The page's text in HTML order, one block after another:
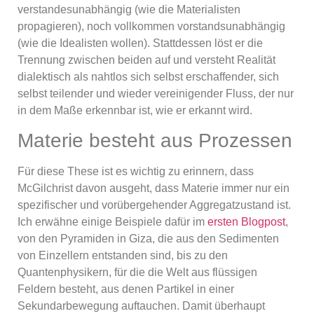
verstandesunabhängig (wie die Materialisten
propagieren), noch vollkommen vorstandsunabhängig
(wie die Idealisten wollen). Stattdessen löst er die
Trennung zwischen beiden auf und versteht Realität
dialektisch als nahtlos sich selbst erschaffender, sich
selbst teilender und wieder vereinigender Fluss, der nur
in dem Maße erkennbar ist, wie er erkannt wird.
Materie besteht aus Prozessen
Für diese These ist es wichtig zu erinnern, dass
McGilchrist davon ausgeht, dass Materie immer nur ein
spezifischer und vorübergehender Aggregatzustand ist.
Ich erwähne einige Beispiele dafür im ersten Blogpost,
von den Pyramiden in Giza, die aus den Sedimenten
von Einzellern entstanden sind, bis zu den
Quantenphysikern, für die die Welt aus flüssigen
Feldern besteht, aus denen Partikel in einer
Sekundarbewegung auftauchen. Damit überhaupt